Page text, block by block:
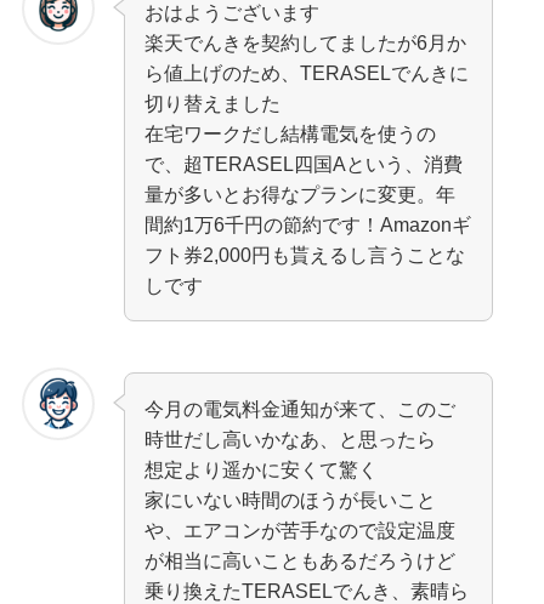
おはようございます
楽天でんきを契約してましたが6月か
ら値上げのため、TERASELでんきに
切り替えました
在宅ワークだし結構電気を使うの
で、超TERASEL四国Aという、消費
量が多いとお得なプランに変更。年
間約1万6千円の節約です！Amazonギ
フト券2,000円も貰えるし言うことな
しです
今月の電気料金通知が来て、このご
時世だし高いかなあ、と思ったら
想定より遥かに安くて驚く
家にいない時間のほうが長いこと
や、エアコンが苦手なので設定温度
が相当に高いこともあるだろうけど
乗り換えたTERASELでんき、素晴ら